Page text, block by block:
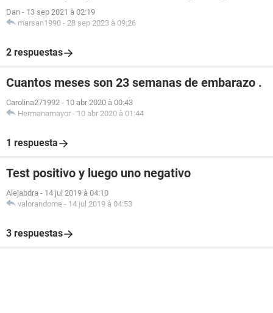
Dan - 13 sep 2021 à 02:19
marsan1990 - 28 sep 2023 à 09:26
2 respuestas
Cuantos meses son 23 semanas de embarazo .
Carolina271992 - 10 abr 2020 à 00:43
Hermanamayor - 10 abr 2020 à 01:44
1 respuesta
Test positivo y luego uno negativo
Alejabdra - 14 jul 2019 à 04:10
valorandome - 14 jul 2019 à 04:53
3 respuestas